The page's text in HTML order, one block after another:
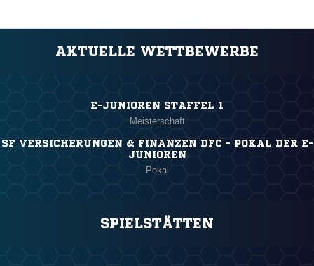
AKTUELLE WETTBEWERBE
E-JUNIOREN STAFFEL 1
Meisterschaft
SF VERSICHERUNGEN & FINANZEN DFC - POKAL DER E-
JUNIOREN
Pokal
SPIELSTÄTTEN